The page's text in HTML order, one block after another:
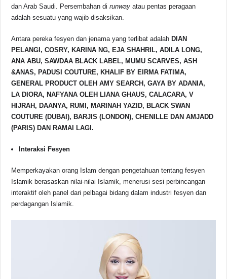
dan Arab Saudi. Persembahan dirunway atau pentas peragaan
adalah sesuatu yang wajib disaksikan.
Antara pereka fesyen dan jenama yang terlibat adalah DIAN
PELANGI, COSRY, KARINA NG, EJA SHAHRIL, ADILA LONG,
ANA ABU, SAWDAA BLACK LABEL, MUMU SCARVES, ASH
&ANAS, PADUSI COUTURE, KHALIF BY EIRMA FATIMA,
GENERAL PRODUCT OLEH AMY SEARCH, GAYA BY ADANIA,
LA DIORA, NAFYANA OLEH LIANA GHAUS, CALACARA, V
HIJRAH, DAANYA, RUMI, MARINAH YAZID, BLACK SWAN
COUTURE (DUBAI), BARJIS (LONDON), CHENILLE DAN AMJADD
(PARIS) DAN RAMAI LAGI.
Interaksi Fesyen
Memperkayakan orang Islam dengan pengetahuan tentang fesyen
Islamik berasaskan nilai-nilai Islamik, menerusi sesi perbincangan
interaktif oleh panel dari pelbagai bidang dalam industri fesyen dan
perdagangan Islamik.